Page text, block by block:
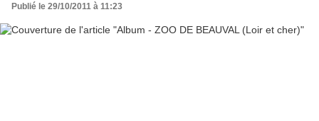
Publié le 29/10/2011 à 11:23